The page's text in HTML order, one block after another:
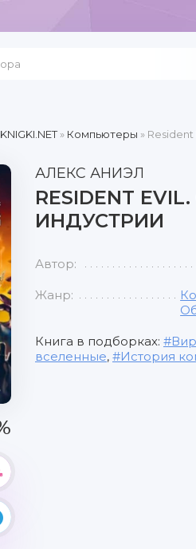
» Компьютеры »
АЛЕКС АНИЭЛ
RESIDENT
ИНДУСТРИИ
Автор:
Жанр:
Книга в подборках:
вселенные, История